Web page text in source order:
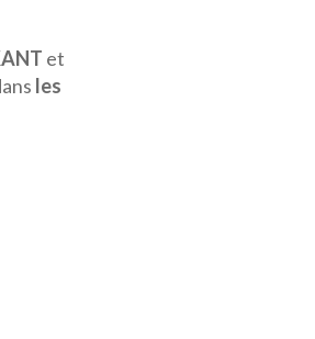
et
les